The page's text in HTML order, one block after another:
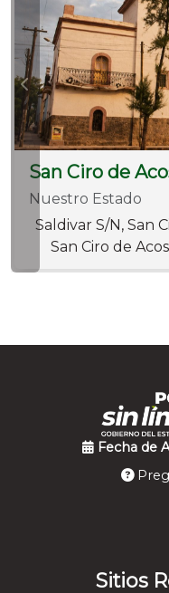
San Ciro de
Nuestro Estado
Saldivar S/N, San
San Ciro de
Fecha de
Sitios